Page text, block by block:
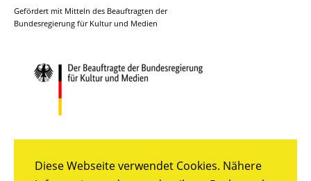
Diese Webseite verwendet Cookies. Nähere
Gefördert mit Mitteln des Beauftragten der
Bundesregierung für Kultur und Medien